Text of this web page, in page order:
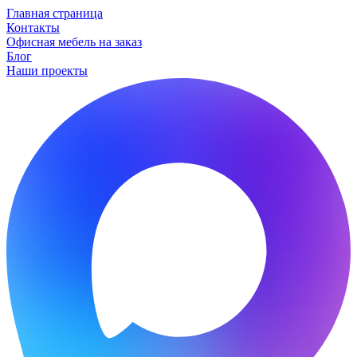
Главная страница
Контакты
Офисная мебель на заказ
Блог
Наши проекты